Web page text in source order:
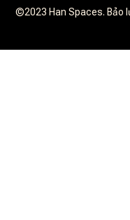
©2023 Han Spaces. Bảo